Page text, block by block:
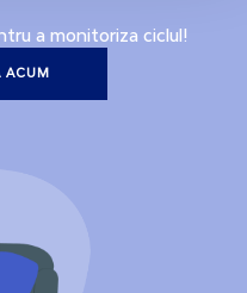
a monitoriza ciclul!
ACUM